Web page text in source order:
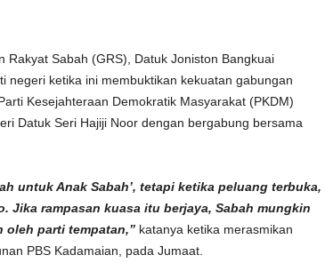
Rakyat Sabah (GRS), Datuk Joniston Bangkuai
negeri ketika ini membuktikan kekuatan gabungan
Kesejahteraan Demokratik Masyarakat (PKDM)
Datuk Seri Hajiji Noor dengan bergabung bersama
untuk Anak Sabah’, tetapi ketika peluang terbuka,
Jika rampasan kuasa itu berjaya, Sabah mungkin
oleh parti tempatan,” katanya ketika merasmikan
PBS Kadamaian, pada Jumaat.